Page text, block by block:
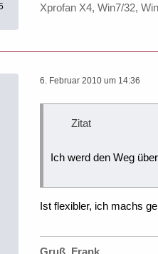
Xprofan X4, Win7/32,
6. Februar 2010 um 14:36
Zitat
Ich werd den Weg
Ist flexibler, ich machs
Gruß, Frank